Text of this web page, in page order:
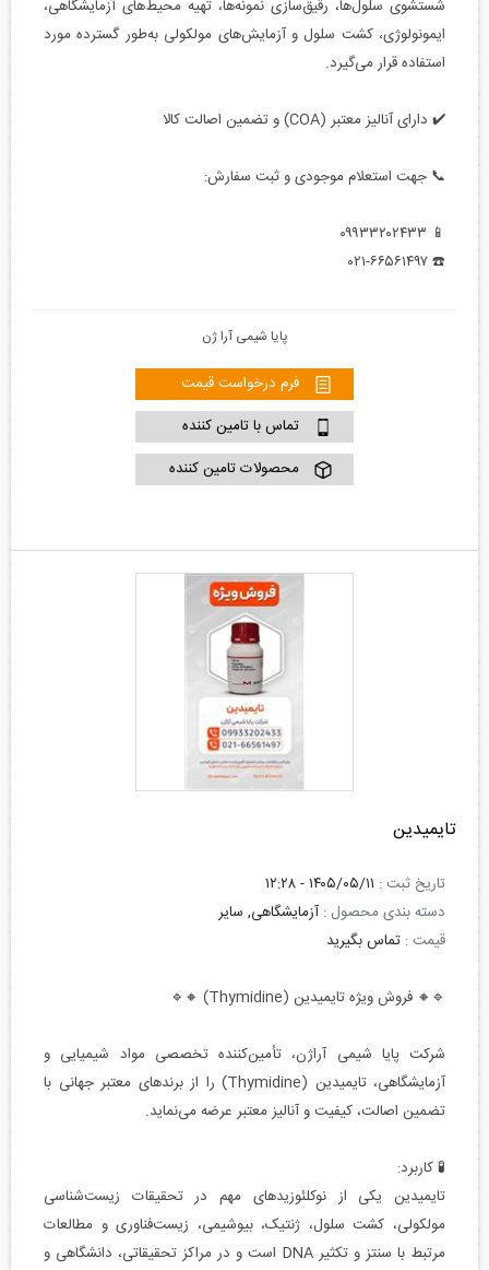
شستشوی سلول‌ها، رقیق‌سازی نمونه‌ها، تهیه محیط‌های آزمایشگاهی،
ایمونولوژی، کشت سلول و آزمایش‌های مولکولی به‌طور گسترده مورد
استفاده قرار می‌گیرد.
✔️ دارای آنالیز معتبر (COA) و تضمین اصالت کالا
📞 جهت استعلام موجودی و ثبت سفارش:
📱 ۰۹۹۳۳۲۰۲۴۳۳
☎️ ۰۲۱-۶۶۵۶۱۴۹۷
پایا شیمی آرا ژن
فرم درخواست قیمت
تماس با تامین کننده
محصولات تامین کننده
تایمیدین
تاریخ ثبت : ۱۴۰۵/۰۵/۱۱ - ۱۲:۲۸
دسته بندی محصول : آزمایشگاهی, سایر
قیمت : تماس بگیرید
🔹🔸 فروش ویژه تایمیدین (Thymidine) 🔸🔹
شرکت پایا شیمی آراژن، تأمین‌کننده تخصصی مواد شیمیایی و
آزمایشگاهی، تایمیدین (Thymidine) را از برندهای معتبر جهانی با
تضمین اصالت، کیفیت و آنالیز معتبر عرضه می‌نماید.
🧪 کاربرد:
تایمیدین یکی از نوکلئوزیدهای مهم در تحقیقات زیست‌شناسی
مولکولی، کشت سلول، ژنتیک، بیوشیمی، زیست‌فناوری و مطالعات
مرتبط با سنتز و تکثیر DNA است و در مراکز تحقیقاتی، دانشگاهی و